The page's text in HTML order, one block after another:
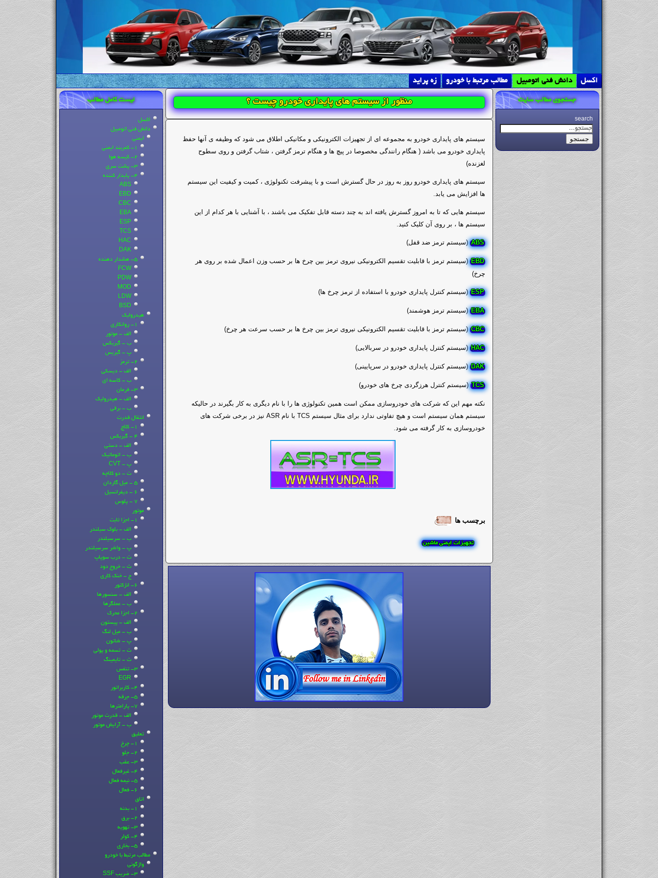
اکسل دانش فنی اتومبیل مطالب مرتبط با خودرو زه پراید
جستجوی مطالب سایت
search
جستجو
منظور از سیستم های پایداری خودرو چیست ؟
سیستم های پایداری خودرو به مجموعه ای از تجهیزات الکترونیکی و مکانیکی اطلاق می شود که وظیفه ی آنها حفظ
پایداری خودرو می باشد ( هنگام رانندگی مخصوصا در پیچ ها و هنگام ترمز گرفتن ، شتاب گرفتن و روی سطوح
لغزنده)
سیستم های پایداری خودرو روز به روز در حال گسترش است و با پیشرفت تکنولوژی ، کمیت و کیفیت این سیستم
ها افزایش می یابد.
سیستم هایی که تا به امروز گسترش یافته اند به چند دسته قابل تفکیک می باشند ، با آشنایی با هر کدام از این
سیستم ها ، بر روی آن کلیک کنید.
ABS (سیستم ترمز ضد قفل)
EBD (سیستم ترمز با قابلیت تقسیم الکترونیکی نیروی ترمز بین چرخ ها بر حسب وزن اعمال شده بر روی هر
چرخ)
ESP (سیستم کنترل پایداری خودرو با استفاده از ترمز چرخ ها)
EBA (سیستم ترمز هوشمند)
CBC (سیستم ترمز با قابلیت تقسیم الکترونیکی نیروی ترمز بین چرخ ها بر حسب سرعت هر چرخ)
HAC (سیستم کنترل پایداری خودرو در سربالایی)
DAK (سیستم کنترل پایداری خودرو در سرپایینی)
TCS (سیستم کنترل هرزگردی چرخ های خودرو)
نکته مهم این که شرکت های خودروسازی ممکن است همین تکنولوژی ها را با نام دیگری به کار بگیرند در حالیکه
سیستم همان سیستم است و هیچ تفاوتی ندارد برای مثال سیستم TCS با نام ASR نیز در برخی شرکت های
خودروسازی به کار گرفته می شود.
برچسب ها
تجهیزات ایمنی ماشین
لیست کامل مطالب
اکسل
دانش فنی اتومبیل
ایمنی
1- کمربند ایمنی
2- کیسه هوا
3- پشت سری
4- پایدار کننده
ABS
EBD
CBC
EBA
ESP
TCS
HAC
DAK
5- هشدار دهنده
FCW
PDW
MOD
LDW
BSD
هیدرولیک
1- روانکاری
الف - موتور
ب - گیربکس
پ - گیریس
2- ترمز
الف - دیسکی
ب - کاسه ای
3- فرمان
الف - هیدرولیک
ب - برقی
انتقال قدرت
1- کلاچ
4 - گیربکس
الف - دستی
ب - اتوماتیک
پ - CVT
ت - دو کلاچه
5 - میل گاردان
6 - دیفرانسیل
7 - پلوس
موتور
1- اجزا ثابت
الف - بلوک سیلندر
ب - سرسیلندر
پ - واشر سرسیلندر
ت - درب سوپاپ
ث - خروج دود
ج - خنک کاری
6- انژکتور
الف - سنسورها
ب - عملگرها
2- اجزا محرک
الف - پیستون
ب - میل لنگ
پ - شاتون
ت - تسمه و پولی
ث - تایمینگ
3- تنفس
EGR
4- کاربراتور
5- جرقه
7- پارامترها
الف - قدرت موتور
ب - آرایش موتور
تعلیق
1- چرخ
2- جلو
3- عقب
4- غیرفعال
5- نیمه فعال
6- فعال
اتاق
1- بدنه
2- برق
3- تهویه
4- کولر
5- بخاری
مطالب مرتبط با خودرو
واژگونی
3- ضریب SSF